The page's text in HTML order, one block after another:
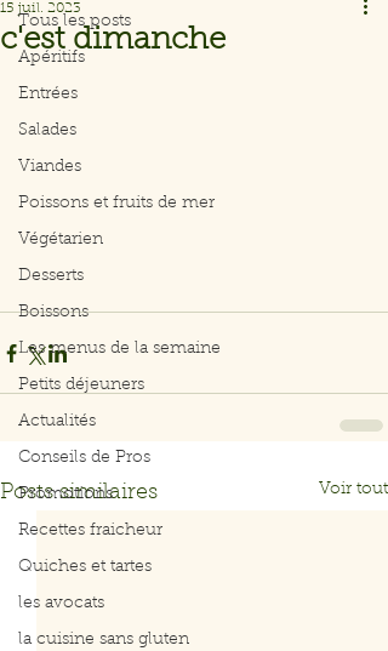
Tous les posts
Apéritifs
Entrées
Salades
Viandes
Poissons et fruits de mer
Végétarien
Desserts
Boissons
Les menus de la semaine
Petits déjeuners
Actualités
Conseils de Pros
Promotions
Recettes fraicheur
Quiches et tartes
les avocats
la cuisine sans gluten
c'est dimanche
15 juil. 2023
Posts similaires Voir tout